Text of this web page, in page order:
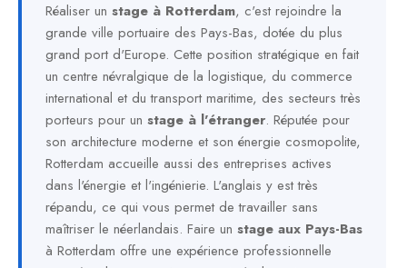
Réaliser un stage à Rotterdam, c'est rejoindre la
grande ville portuaire des Pays-Bas, dotée du plus
grand port d'Europe. Cette position stratégique en fait
un centre névralgique de la logistique, du commerce
international et du transport maritime, des secteurs très
porteurs pour un stage à l'étranger. Réputée pour
son architecture moderne et son énergie cosmopolite,
Rotterdam accueille aussi des entreprises actives
dans l'énergie et l'ingénierie. L'anglais y est très
répandu, ce qui vous permet de travailler sans
maîtriser le néerlandais. Faire un stage aux Pays-Bas
à Rotterdam offre une expérience professionnelle